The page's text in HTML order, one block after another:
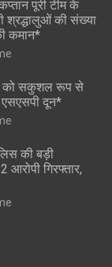
पूरी टीम के
की संख्या
कमान*
को सकुशल रूप से
दून*
की बड़ी
गिरफ्तार,